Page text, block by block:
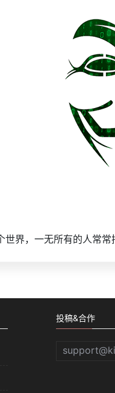
世界，一无所有的人常
投稿&合作